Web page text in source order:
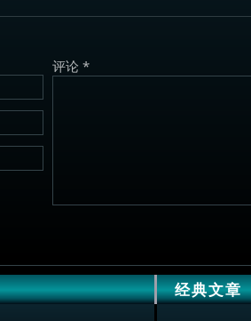
评论 *
经典文章